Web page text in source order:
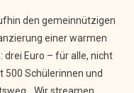
den gemeinnützigen
einer warmen
drei Euro – für alle, nicht
500 Schülerinnen und
„Wir streamen